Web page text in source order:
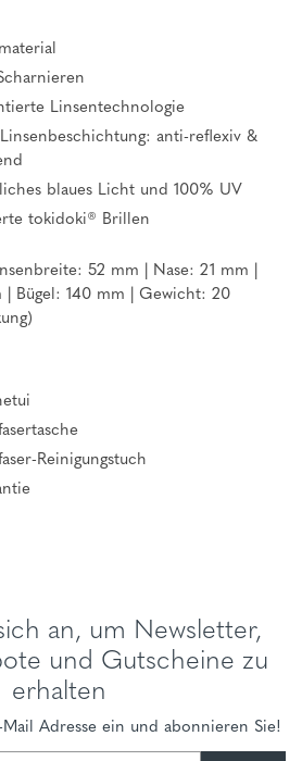
Linsentechnologie
anti-reflexiv &
blaues Licht und 100% UV
tokidoki® Brillen
52 mm | Nase: 21 mm |
| Bügel: 140 mm | Gewicht: 20
Reinigungstuch
an, um Newsletter,
und Gutscheine zu
erhalten
Adresse ein und abonnieren Sie!